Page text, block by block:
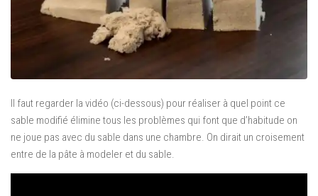
Il faut regarder la vidéo (ci-dessous) pour réaliser à quel point ce
sable modifié élimine tous les problèmes qui font que d’habitude on
ne joue pas avec du sable dans une chambre. On dirait un croisement
entre de la pâte à modeler et du sable.